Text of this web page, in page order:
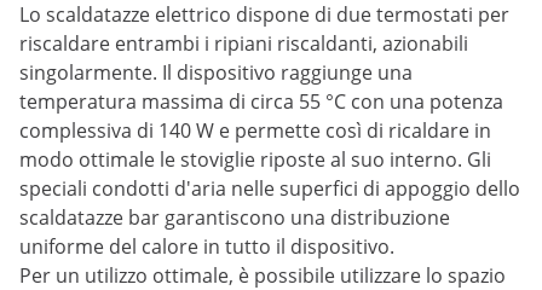
Lo scaldatazze elettrico dispone di due termostati per
riscaldare entrambi i ripiani riscaldanti, azionabili
singolarmente. Il dispositivo raggiunge una
temperatura massima di circa 55 °C con una potenza
complessiva di 140 W e permette così di ricaldare in
modo ottimale le stoviglie riposte al suo interno. Gli
speciali condotti d'aria nelle superfici di appoggio dello
scaldatazze bar garantiscono una distribuzione
uniforme del calore in tutto il dispositivo.
Per un utilizzo ottimale, è possibile utilizzare lo spazio